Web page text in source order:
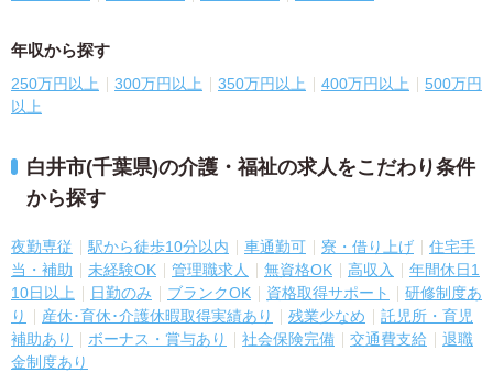
年収から探す
250万円以上 300万円以上 350万円以上 400万円以上
500万円
以上
白井市(千葉県)の介護・福祉の求人をこだわり条件
から探す
夜勤専従 駅から徒歩10分以内 車通勤可 寮・借り上げ
住宅手
当・補助
未経験OK 管理職求人 無資格OK 高収入
年間休日1
10日以上
日勤のみ ブランクOK 資格取得サポート
研修制度あ
り
産休･育休･介護休暇取得実績あり 残業少なめ
託児所・育児
補助あり
ボーナス・賞与あり 社会保険完備 交通費支給
退職
金制度あり